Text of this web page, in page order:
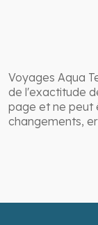
Voyages Aqua
de l'exactitude
page et ne peut
changements,